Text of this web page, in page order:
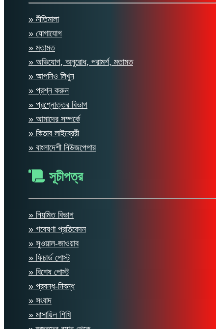
» নীতিমালা
» যোগাযোগ
» মতামত
» অভিযোগ, অনুরোধ, পরামর্শ, মতামত
» আপনিও লিখুন
» প্রশ্ন করুন
» প্রশ্নোত্তর বিভাগ
» আমাদের সম্পর্কে
» কিতাব লাইব্রেরী
» বাংলাদেশী নিউজপেপার
সূচীপত্র
» নিয়মিত বিভাগ
» গবেষণা প্রতিবেদন
» সুওয়াল-জাওয়াব
» ফিচার্ড পোস্ট
» বিশেষ পোস্ট
» প্রবন্ধ-নিবন্ধ
» সংবাদ
» মাসায়িল শিখি